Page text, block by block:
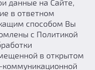
данные на Сайте,
в ответном
способом Вы
с Политикой
в открытом